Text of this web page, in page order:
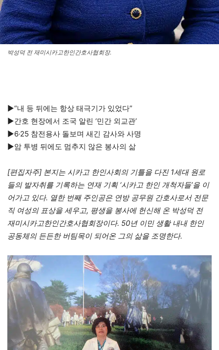
박성덕 전 재미시카고한인간호사협회장.
▶“내 등 뒤에는 항상 태극기가 있었다”
▶간호 현장에서 조국 알린 ‘민간 외교관’
▶6·25 참전용사 돌보며 새긴 감사와 사명
▶암 투병 뒤에도 멈추지 않은 봉사의 삶
[편집자주] 본지는 시카고 한인사회의 기틀을 다진 1세대 원로
들의 발자취를 기록하는 연재 기획 ‘시카고 한인 개척자들’을 이
어가고 있다. 열한 번째 주인공은 연방 공무원 간호사로서 전문
직 여성의 표상을 세우고, 평생을 봉사에 헌신해 온 박성덕 전
재미시카고한인간호사협회장이다. 50년 이민 생활 내내 한인
공동체의 든든한 버팀목이 되어온 그의 삶을 조명한다.